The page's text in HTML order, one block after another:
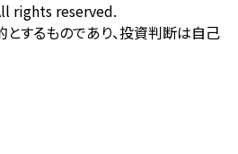
rights reserved.
するものであり、投資判断は自己